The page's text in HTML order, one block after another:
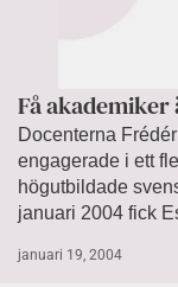
Få
Docenterna
engagerade i ett
högutbildade
januari 2004 fick
januari 19, 2004